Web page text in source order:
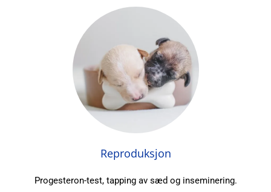
Reproduksjon
Progesteron-test, tapping av sæd og inseminering.